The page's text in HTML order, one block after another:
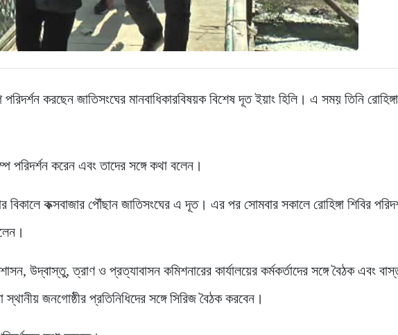
পরিদর্শন করছেন জাতিসংঘের মানবাধিকারবিষয়ক বিশেষ দূত ইয়াং হিলি। এ সময় তিনি
পরিদর্শন করেন এবং তাদের সঙ্গে কথা বলেন।
বিকালে কক্সবাজার পৌঁছান জাতিসংঘের এ দূত। এর পর সোমবার সকালে রোহিঙ্গা শিবির
উদ্বাস্তু, ত্রাণ ও প্রত্যাবাসন কমিশনারের কার্যালয়ের কর্মকর্তাদের সঙ্গে বৈঠক এবং
জনগোষ্ঠীর প্রতিনিধিদের সঙ্গে সিরিজ বৈঠক করবেন।